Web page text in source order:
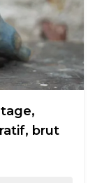
brut